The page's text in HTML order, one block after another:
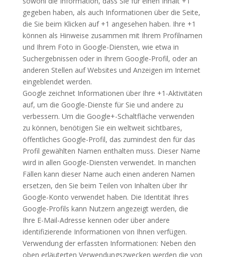
gegeben haben, als auch Informationen über die Seite,
die Sie beim Klicken auf +1 angesehen haben. Ihre +1
können als Hinweise zusammen mit Ihrem Profilnamen
und Ihrem Foto in Google-Diensten, wie etwa in
Suchergebnissen oder in Ihrem Google-Profil, oder an
anderen Stellen auf Websites und Anzeigen im Internet
eingeblendet werden.
Google zeichnet Informationen über Ihre +1-Aktivitäten
auf, um die Google-Dienste für Sie und andere zu
verbessern. Um die Google+-Schaltfläche verwenden
zu können, benötigen Sie ein weltweit sichtbares,
öffentliches Google-Profil, das zumindest den für das
Profil gewählten Namen enthalten muss. Dieser Name
wird in allen Google-Diensten verwendet. In manchen
Fällen kann dieser Name auch einen anderen Namen
ersetzen, den Sie beim Teilen von Inhalten über Ihr
Google-Konto verwendet haben. Die Identität Ihres
Google-Profils kann Nutzern angezeigt werden, die
Ihre E-Mail-Adresse kennen oder über andere
identifizierende Informationen von Ihnen verfügen.
Verwendung der erfassten Informationen: Neben den
oben erläuterten Verwendungszwecken werden die von